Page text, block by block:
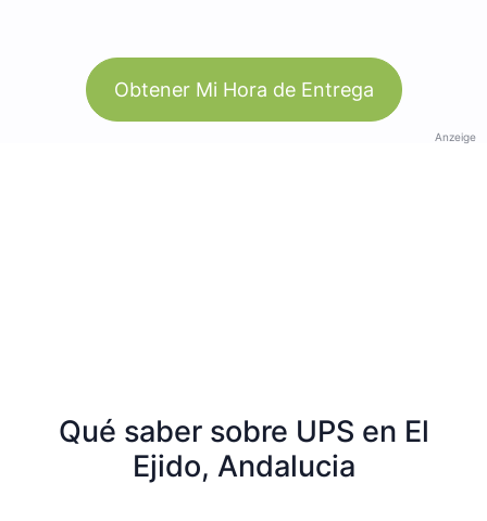
Obtener Mi Hora de Entrega
Anzeige
Qué saber sobre UPS en El
Ejido, Andalucia